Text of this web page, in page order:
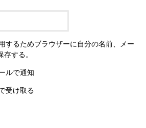
するためブラウザーに自分の名前、メー
する。
ルで通知
受け取る